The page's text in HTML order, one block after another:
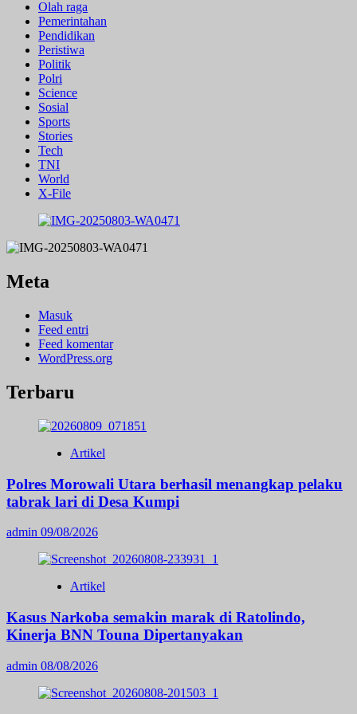
Olah raga
Pemerintahan
Pendidikan
Peristiwa
Politik
Polri
Science
Sosial
Sports
Stories
Tech
TNI
World
X-File
Meta
Masuk
Feed entri
Feed komentar
WordPress.org
Terbaru
Artikel
Polres Morowali Utara berhasil menangkap pelaku
tabrak lari di Desa Kumpi
admin 09/08/2026
Artikel
Kasus Narkoba semakin marak di Ratolindo,
Kinerja BNN Touna Dipertanyakan
admin 08/08/2026